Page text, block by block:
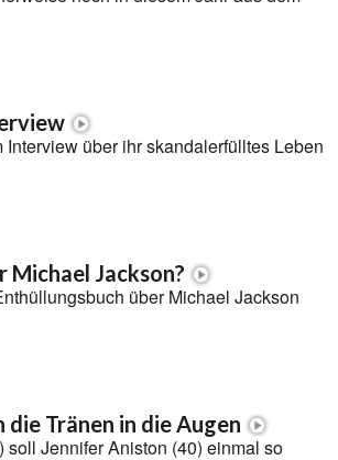
über ihr skandalerfülltes Leben
Michael Jackson?
über Michael Jackson
Tränen in die Augen
Jennifer Aniston (40) einmal so